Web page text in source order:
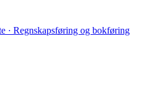
· Regnskapsføring og bokføring